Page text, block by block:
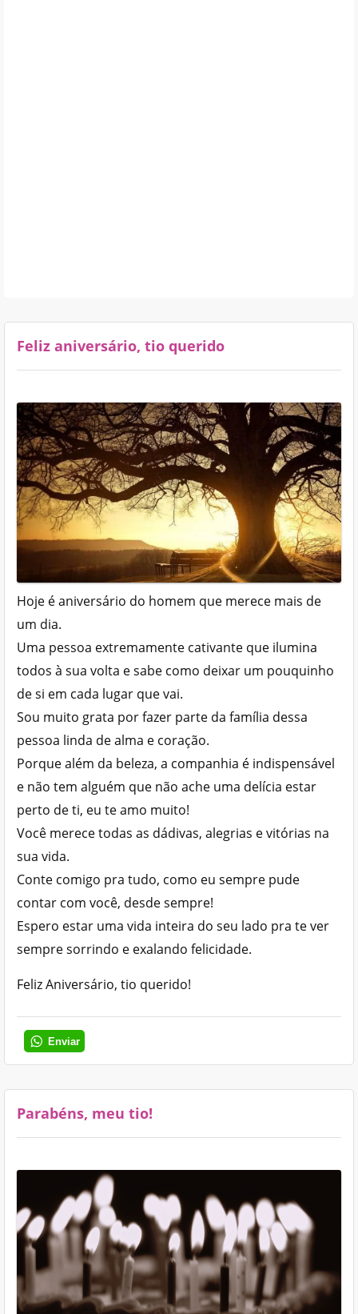
Feliz aniversário, tio querido
Hoje é aniversário do homem que merece mais de
um dia.
Uma pessoa extremamente cativante que ilumina
todos à sua volta e sabe como deixar um pouquinho
de si em cada lugar que vai.
Sou muito grata por fazer parte da família dessa
pessoa linda de alma e coração.
Porque além da beleza, a companhia é indispensável
e não tem alguém que não ache uma delícia estar
perto de ti, eu te amo muito!
Você merece todas as dádivas, alegrias e vitórias na
sua vida.
Conte comigo pra tudo, como eu sempre pude
contar com você, desde sempre!
Espero estar uma vida inteira do seu lado pra te ver
sempre sorrindo e exalando felicidade.
Feliz Aniversário, tio querido!
Enviar
Parabéns, meu tio!